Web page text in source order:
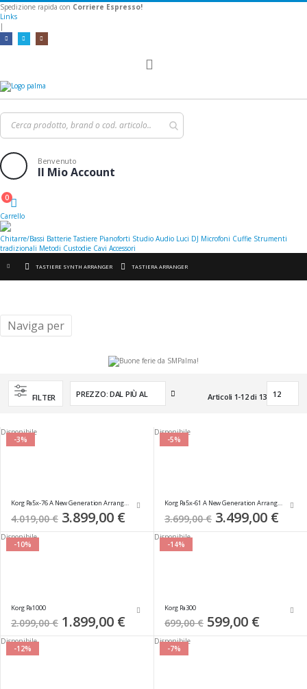
Spedizione rapida con Corriere Espresso!
Links
|
Benvenuto
Il Mio Account
Cart
0
Carrello
Chitarre/Bassi Batterie Tastiere Pianoforti Studio Audio Luci DJ Microfoni Cuffie Strumenti
tradizionali Metodi Custodie Cavi Accessori
TASTIERE SYNTH ARRANGER TASTIERA ARRANGER
FILTER
Imposta
Articoli 1-12di 13
-3%
Disponibile
Korg Pa5x-76 A New Generation Arranger
4.019,00 € Special
Price
3.899,00 €
-5%
Disponibile
Korg Pa5x-61 A New Generation Arranger
3.699,00 € Special
Price
3.499,00 €
-10%
Disponibile
Korg Pa1000
2.099,00 € Special
Price
1.899,00 €
-14%
Disponibile
Korg Pa300
699,00 € Special
Price
599,00 €
-12%
Disponibile
-7%
Disponibile
Naviga per